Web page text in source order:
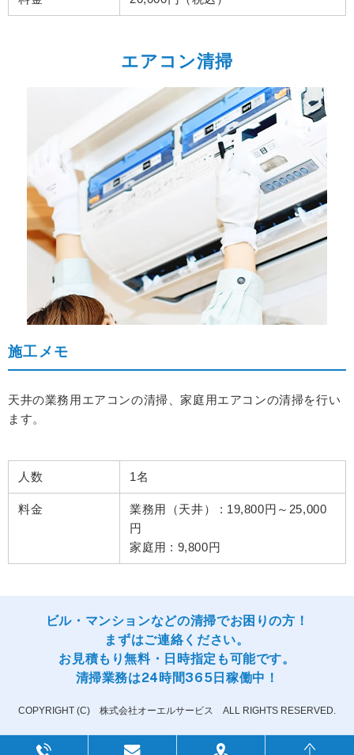
エアコン清掃
施工メモ
天井の業務用エアコンの清掃、家庭用エアコンの清掃を行い
ます。
人数 1名
料金
業務用（天井） : 19,800円～25,000
円
家庭用 : 9,800円
ビル・マンションなどの清掃でお困りの方！
まずはご連絡ください。
お見積もり無料・日時指定も可能です。
清掃業務は24時間365日稼働中！
COPYRIGHT (C) 株式会社オーエルサービス ALL RIGHTS RESERVED.